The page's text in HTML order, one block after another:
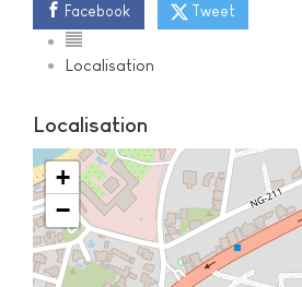
Facebook Tweet
Localisation
Localisation
+
−